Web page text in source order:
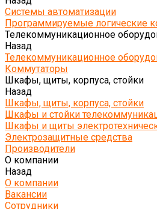
Системы автоматизации
Программируемые логические
Телекоммуникационное
Назад
Телекоммуникационное
Коммутаторы
Шкафы, щиты, корпуса, стойки
Назад
Шкафы, щиты, корпуса, стойки
Шкафы и стойки
Шкафы и щиты
Электрозащитные средства
Производители
О компании
Назад
О компании
Вакансии
Сотрудники